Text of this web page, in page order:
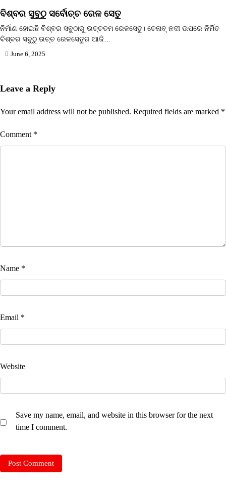
ବିଶ୍ବର ସୁବୁଠୁ ସର୍ବୋଚ୍ଚ ରେଳ ସେତୁ
ନିର୍ମାଣ ହୋଇଛି ବିଶ୍ବର ସବୁଠାରୁ ଉଚ୍ଚତମ ରେଳସେତୁ। ଚେନାବ୍ ନଦୀ ଉପରେ ନିର୍ମିତ
ବିଶ୍ବର ସବୁଠୁ ଉଚ୍ଚ ରେଳସେତୁର ଆଜି…
June 6, 2025
Leave a Reply
Your email address will not be published. Required fields are marked *
Comment *
Name *
Email *
Website
Save my name, email, and website in this browser for the next
time I comment.